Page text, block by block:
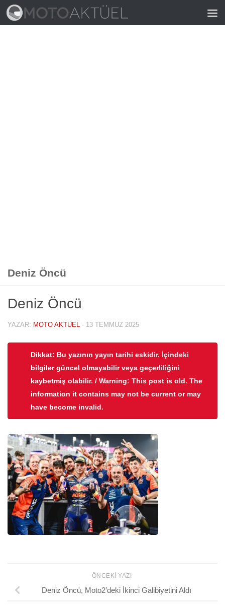
Skip to content
Deniz Öncü
Deniz Öncü
YAZAR: MOTO AKTÜEL · 13 TEMMUZ 2025
Dikkat: Bu yazının yayın tarihi eskidir. İçindeki
bilgiler güncel olmayabilir veya geçerliliğini
kaybetmiş olabilir. / Warning: This post is old. The
information it contains may not be current or may
have become invalid.
ÖNCEKI YAZI
Deniz Öncü, Moto2’deki İkinci Galibiyetini Aldı